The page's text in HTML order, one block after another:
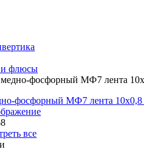
флюсы
фосфорный МФ7 лента
все